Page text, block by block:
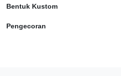
Bentuk Kustom
Pengecoran